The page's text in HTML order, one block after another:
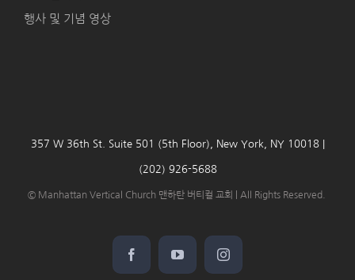
행사 및 기념 영상
357 W 36th St. Suite 501 (5th Floor), New York, NY 10018 |
(202) 926-5688
© Manhattan Vertical Church 맨하탄 버티컬 교회 | All Rights Reserved.
FacebookYouTubeInstagram